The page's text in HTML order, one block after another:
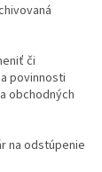
či
povinnosti
obchodných
na odstúpenie